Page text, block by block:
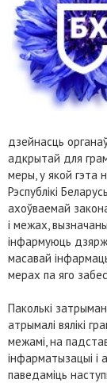
дзейнасць
адкрытай для
меры, у якой гэта
Рэспублікі
ахоўваемай
i межах,
інфармуюць
масавай
мерах па яго
Паколькі
атрымалі вялікі
межамі, на
інфарматызацыі і
паведаміць